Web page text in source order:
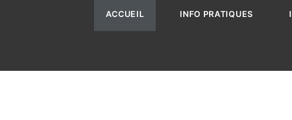
ACCUEIL INFO PRATIQUES